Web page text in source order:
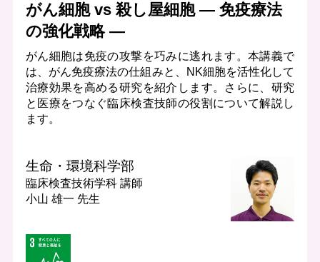
がん細胞 vs 殺し屋細胞 ― 免疫療法
の強化戦略 ―
がん細胞は免疫の攻撃を巧みに逃れます。本講義で
は、がん免疫療法の仕組みと、NK細胞を活性化して
治療効果を高める研究を紹介します。さらに、研究
と医療をつなぐ臨床検査技師の役割について解説し
ます。
生命・環境科学部
臨床検査技術学科 講師
小山 雄一 先生